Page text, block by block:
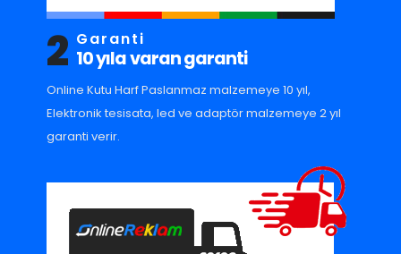
2 Garanti
10 yıla varan garanti
Online Kutu Harf Paslanmaz malzemeye 10 yıl,
Elektronik tesisata, led ve adaptör malzemeye 2 yıl
garanti verir.